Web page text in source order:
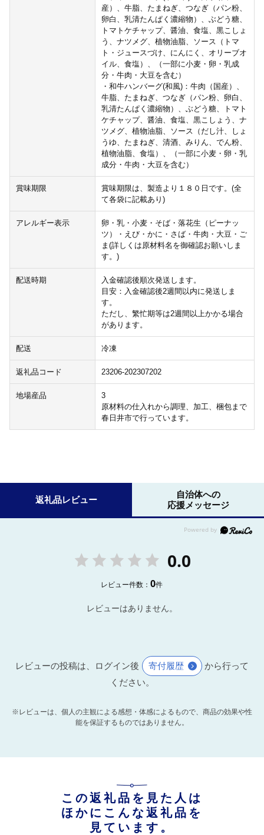
産）、牛脂、たまねぎ、つなぎ（パン粉、
卵白、乳清たんぱく濃縮物）、ぶどう糖、
トマトケチャップ、醤油、食塩、黒こしょ
う、ナツメグ、植物油脂、ソース（トマ
ト・ジュースづけ、にんにく、オリーブオ
イル、食塩）、（一部に小麦・卵・乳成
分・牛肉・大豆を含む）
・和牛ハンバーグ(和風)：牛肉（国産）、
牛脂、たまねぎ、つなぎ（パン粉、卵白、
乳清たんぱく濃縮物）、ぶどう糖、トマト
ケチャップ、醤油、食塩、黒こしょう、ナ
ツメグ、植物油脂、ソース（だし汁、しょ
うゆ、たまねぎ、清酒、みりん、でん粉、
植物油脂、食塩）、（一部に小麦・卵・乳
成分・牛肉・大豆を含む）
賞味期限
賞味期限は、製造より１８０日です。(全
て各袋に記載あり)
アレルギー表示
卵・乳・小麦・そば・落花生（ピーナッ
ツ）・えび・かに・さば・牛肉・大豆・ご
ま(詳しくは原材料名を御確認お願いしま
す。)
配送時期
入金確認後順次発送します。
目安：入金確認後2週間以内に発送しま
す。
ただし、繁忙期等は2週間以上かかる場合
があります。
配送 冷凍
返礼品コード 23206-202307202
地場産品
3
原材料の仕入れから調理、加工、梱包まで
春日井市で行っています。
返礼品レビュー
自治体への
応援メッセージ
0.0
レビュー件数：0件
レビューはありません。
レビューの投稿は、ログイン後 寄付履歴
から行って
ください。
※レビューは、個人の主観による感想・体感によるもので、商品の効果や性
能を保証するものではありません。
この返礼品を見た人は
ほかにこんな返礼品を
見ています。